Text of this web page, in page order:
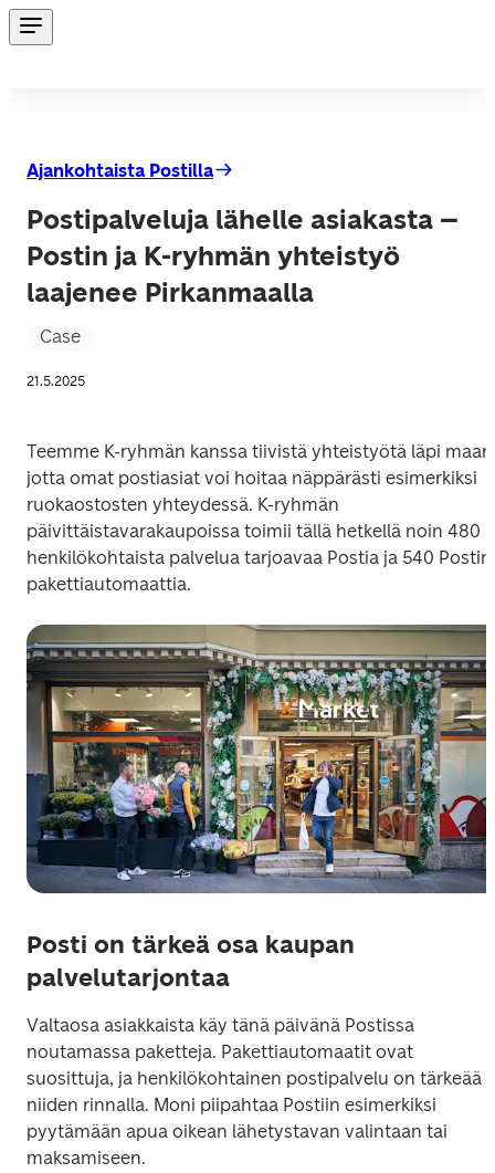
Ajankohtaista Postilla
Postipalveluja lähelle asiakasta –
Postin ja K-ryhmän yhteistyö
laajenee Pirkanmaalla
Case
21.5.2025
Teemme K-ryhmän kanssa tiivistä yhteistyötä läpi
jotta omat postiasiat voi hoitaa näppärästi esimerkiksi
ruokaostosten yhteydessä. K-ryhmän
päivittäistavarakaupoissa toimii tällä hetkellä noin 480
henkilökohtaista palvelua tarjoavaa Postia ja 540 Postin
pakettiautomaattia.
Posti on tärkeä osa kaupan
palvelutarjontaa
Valtaosa asiakkaista käy tänä päivänä Postissa
noutamassa paketteja. Pakettiautomaatit ovat
suosittuja, ja henkilökohtainen postipalvelu on tärkeää
niiden rinnalla. Moni piipahtaa Postiin esimerkiksi
pyytämään apua oikean lähetystavan valintaan tai
maksamiseen.